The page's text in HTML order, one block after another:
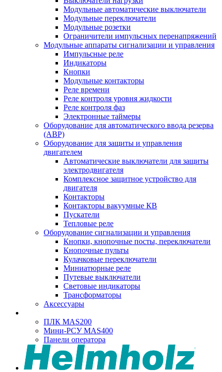
Модульные автоматические выключатели
Модульные переключатели
Модульные розетки
Ограничители импульсных перенапряжений
Модульные аппараты сигнализации и управления
Импульсные реле
Индикаторы
Кнопки
Модульные контакторы
Реле времени
Реле контроля уровня жидкости
Реле контроля фаз
Электронные таймеры
Оборудование для автоматического ввода резерва
(АВР)
Оборудование для защиты и управления
двигателем
Автоматические выключатели для защиты
электродвигателя
Комплексное защитное устройство для
двигателя
Контакторы
Контакторы вакуумные КВ
Пускатели
Тепловые реле
Оборудование сигнализации и управления
Кнопки, кнопочные посты, переключатели
Кнопочные пульты
Кулачковые переключатели
Миниатюрные реле
Путевые выключатели
Световые индикаторы
Трансформаторы
Аксессуары
ПЛК MAS200
Мини-РСУ MAS400
Панели оператора